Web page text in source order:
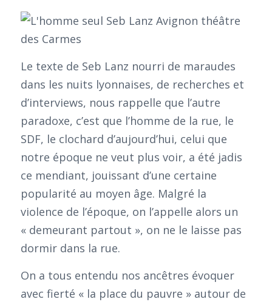
Le texte de Seb Lanz nourri de maraudes
dans les nuits lyonnaises, de recherches et
d’interviews, nous rappelle que l’autre
paradoxe, c’est que l’homme de la rue, le
SDF, le clochard d’aujourd’hui, celui que
notre époque ne veut plus voir, a été jadis
ce mendiant, jouissant d’une certaine
popularité au moyen âge. Malgré la
violence de l’époque, on l’appelle alors un
« demeurant partout », on ne le laisse pas
dormir dans la rue.
On a tous entendu nos ancêtres évoquer
avec fierté « la place du pauvre » autour de